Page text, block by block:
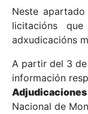
Mostrar/Ocultar
Mostrar/Ocultar
Mostrar/
Neste
licitacións
adxudicacións
A partir del 3
información
Adjudicaciones
Nacional de